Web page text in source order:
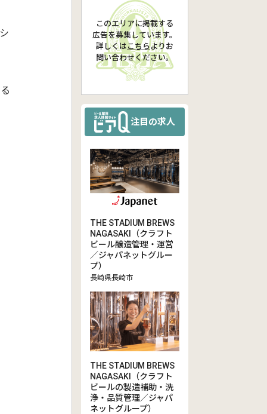
このエリアに掲載する
広告を募集しています。
詳しくは こちらより お
問い合わせください。
注目の求人
THE STADIUM BREWS
NAGASAKI（クラフト
ビール醸造管理・運営
／ジャパネットグルー
プ）
長崎県長崎市
THE STADIUM BREWS
NAGASAKI（クラフト
ビールの製造補助・洗
浄・品質管理／ジャパ
ネットグループ）